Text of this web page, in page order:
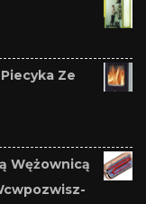
Ze
Wężownicą